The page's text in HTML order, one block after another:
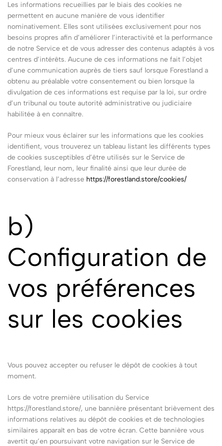
Les informations recueillies par le biais des cookies ne
permettent en aucune manière de vous identifier
nominativement. Elles sont utilisées exclusivement pour nos
besoins propres afin d’améliorer l’interactivité et la performance
de notre Service et de vous adresser des contenus adaptés à vos
centres d’intérêts. Aucune de ces informations ne fait l’objet
d’une communication auprès de tiers sauf lorsque Forestland a
obtenu au préalable votre consentement ou bien lorsque la
divulgation de ces informations est requise par la loi, sur ordre
d’un tribunal ou toute autorité administrative ou judiciaire
habilitée à en connaître.
Pour mieux vous éclairer sur les informations que les cookies
identifient, vous trouverez un tableau listant les différents types
de cookies susceptibles d’être utilisés sur le Service de
Forestland, leur nom, leur finalité ainsi que leur durée de
conservation à l’adresse https://forestland.store/cookies/
b)
Configuration de
vos préférences
sur les cookies
Vous pouvez accepter ou refuser le dépôt de cookies à tout
moment.
Lors de votre première utilisation du Service
https://forestland.store/, une bannière présentant brièvement des
informations relatives au dépôt de cookies et de technologies
similaires apparaît en bas de votre écran. Cette bannière vous
avertit qu’en poursuivant votre navigation sur le Service de